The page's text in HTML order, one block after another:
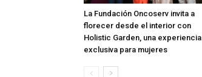
La Fundación Oncoserv invita a
florecer desde el interior con
Holistic Garden, una experiencia
exclusiva para mujeres